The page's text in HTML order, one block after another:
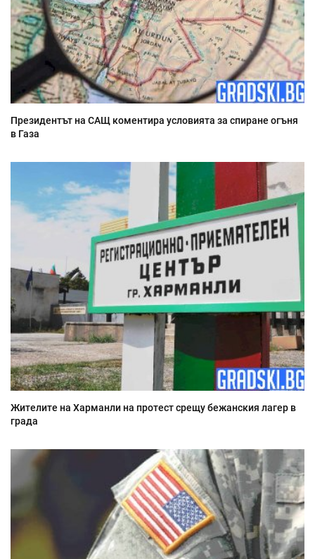
Президентът на САЩ коментира условията за спиране огъня
в Газа
Жителите на Харманли на протест срещу бежанския лагер в
града